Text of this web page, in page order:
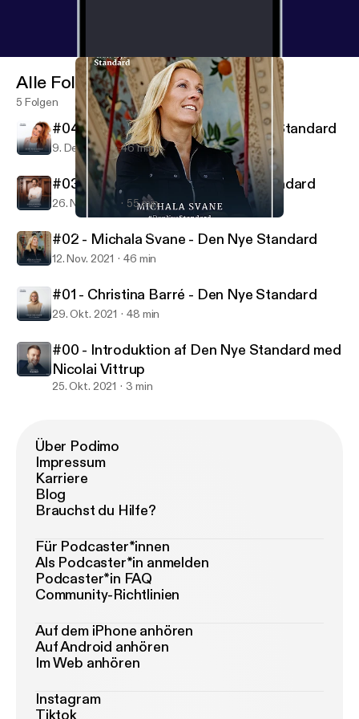
Den Nye Standard
Alle Folgen
5 Folgen
#04 - Ditte Julie Jensen - Den Nye Standard
9. Dez. 2021 46 min
#03 - Nikolaj Koppel - Den Nye Standard
26. Nov. 2021 55 min
#02 - Michala Svane - Den Nye Standard
12. Nov. 2021 46 min
#01 - Christina Barré - Den Nye Standard
29. Okt. 2021 48 min
#00 - Introduktion af Den Nye Standard med
Nicolai Vittrup
25. Okt. 2021 3 min
Über Podimo
Impressum
Karriere
Blog
Brauchst du Hilfe?
Für Podcaster*innen
Als Podcaster*in anmelden
Podcaster*in FAQ
Community-Richtlinien
Auf dem iPhone anhören
Auf Android anhören
Im Web anhören
Instagram
Tiktok